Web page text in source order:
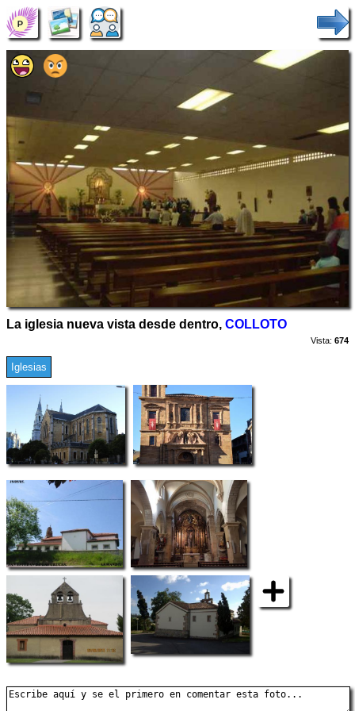
La iglesia nueva vista desde dentro, COLLOTO
Vista: 674
Iglesias